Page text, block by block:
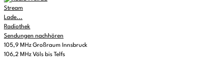
Stream
Lade...
Radiothek
Sendungen nachhören
105,9 MHz Großraum Innsbruck
106,2 MHz Völs bis Telfs